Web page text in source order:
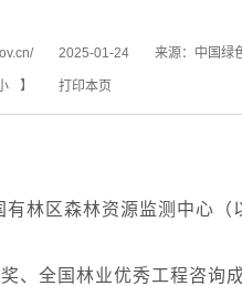
2025-01-24 来源： 中国绿
】 打印本页
林区森林资源监测中心（
、全国林业优秀工程咨询